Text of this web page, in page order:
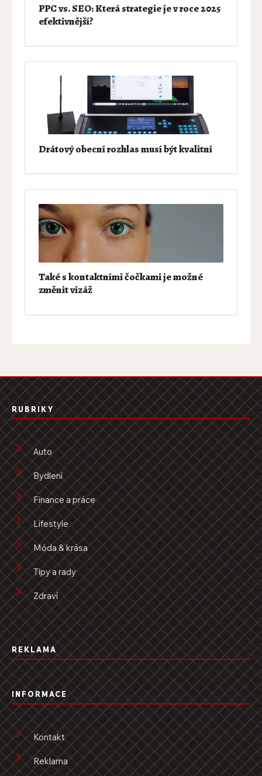
PPC vs. SEO: Která strategie je v roce 2025
efektivnější?
Drátový obecní rozhlas musí být kvalitní
Také s kontaktními čočkami je možné
změnit vizáž
RUBRIKY
Auto
Bydlení
Finance a práce
Lifestyle
Móda & krása
Tipy a rady
Zdraví
REKLAMA
INFORMACE
Kontakt
Reklama